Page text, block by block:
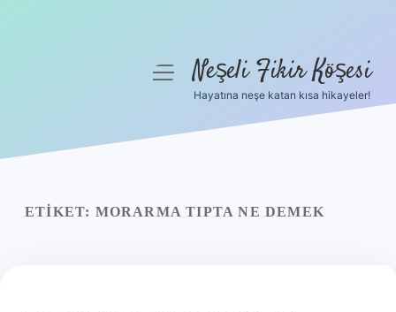
Yasal Uyarı
menüyüNeşeli Fikir Köşesi
Hayatına neşe katan kısa hikayeler!
ETIKET: MORARMA TIPTA NE DEMEK